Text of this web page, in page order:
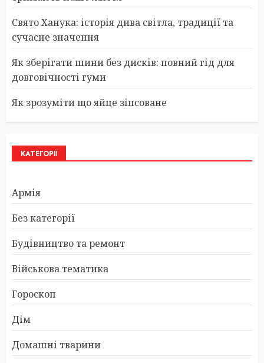
Свято Ханука: історія дива світла, традиції та
сучасне значення
Як зберігати шини без дисків: повний гід для
довговічності гуми
Як зрозуміти що яйце зіпсоване
КАТЕГОРІЇ
Армія
Без категорії
Будівництво та ремонт
Військова тематика
Гороскоп
Дім
Домашні тварини